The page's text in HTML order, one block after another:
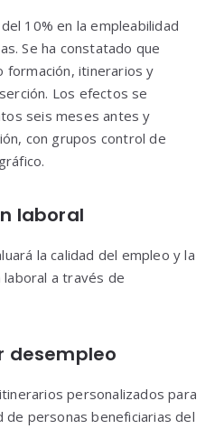
10% en la empleabilidad
Se ha constatado que
formación, itinerarios y
Los efectos se
seis meses antes y
con grupos control de
laboral
la calidad del empleo y la
laboral a través de
desempleo
personalizados para
de personas beneficiarias del